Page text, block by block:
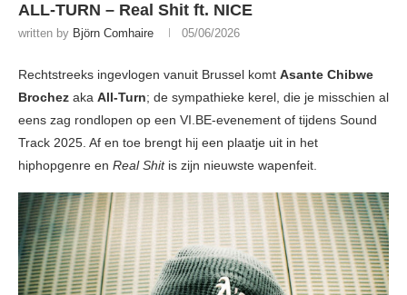
ALL-TURN – Real Shit ft. NICE
written by Björn Comhaire 05/06/2026
Rechtstreeks ingevlogen vanuit Brussel komt Asante Chibwe
Brochez aka All-Turn; de sympathieke kerel, die je misschien al
eens zag rondlopen op een VI.BE-evenement of tijdens Sound
Track 2025. Af en toe brengt hij een plaatje uit in het
hiphopgenre en Real Shitis zijn nieuwste wapenfeit.